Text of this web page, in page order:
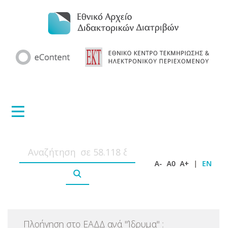
A- A0 A+ | EN
Πλοήγηση στο ΕΑΔΔ ανά "Ίδρυμα" :